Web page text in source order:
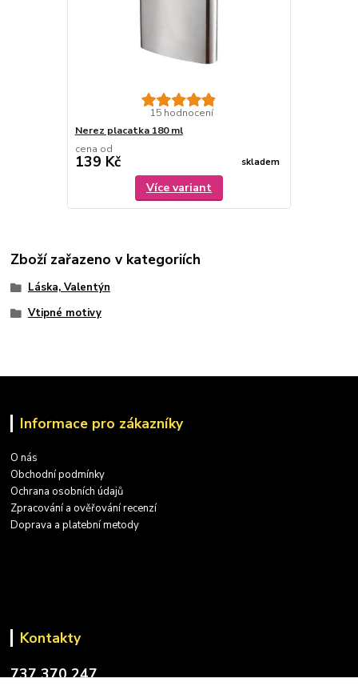
15 hodnocení
Nerez placatka 180 ml
cena od
139 Kč skladem
Více variant
Zboží zařazeno v kategoriích
Láska, Valentýn
Vtipné motivy
Informace pro zákazníky
O nás
Obchodní podmínky
Ochrana osobních údajů
Zpracování a ověřování recenzí
Doprava a platební metody
Kontakty
737 370 247